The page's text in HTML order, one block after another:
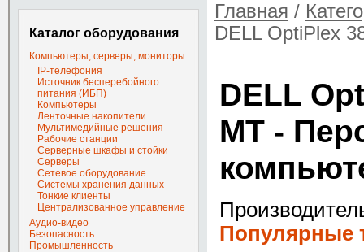
Каталог оборудования
Компьютеры, серверы, мониторы
IP-телефония
Источник бесперебойного
питания (ИБП)
Компьютеры
Ленточные накопители
Мультимедийные решения
Рабочие станции
Серверные шкафы и стойки
Серверы
Сетевое оборудование
Системы хранения данных
Тонкие клиенты
Централизованное управление
Аудио-видео
Безопасность
Промышленность
Главная /
DELL OptiPlex
DELL
MT -
Популярные